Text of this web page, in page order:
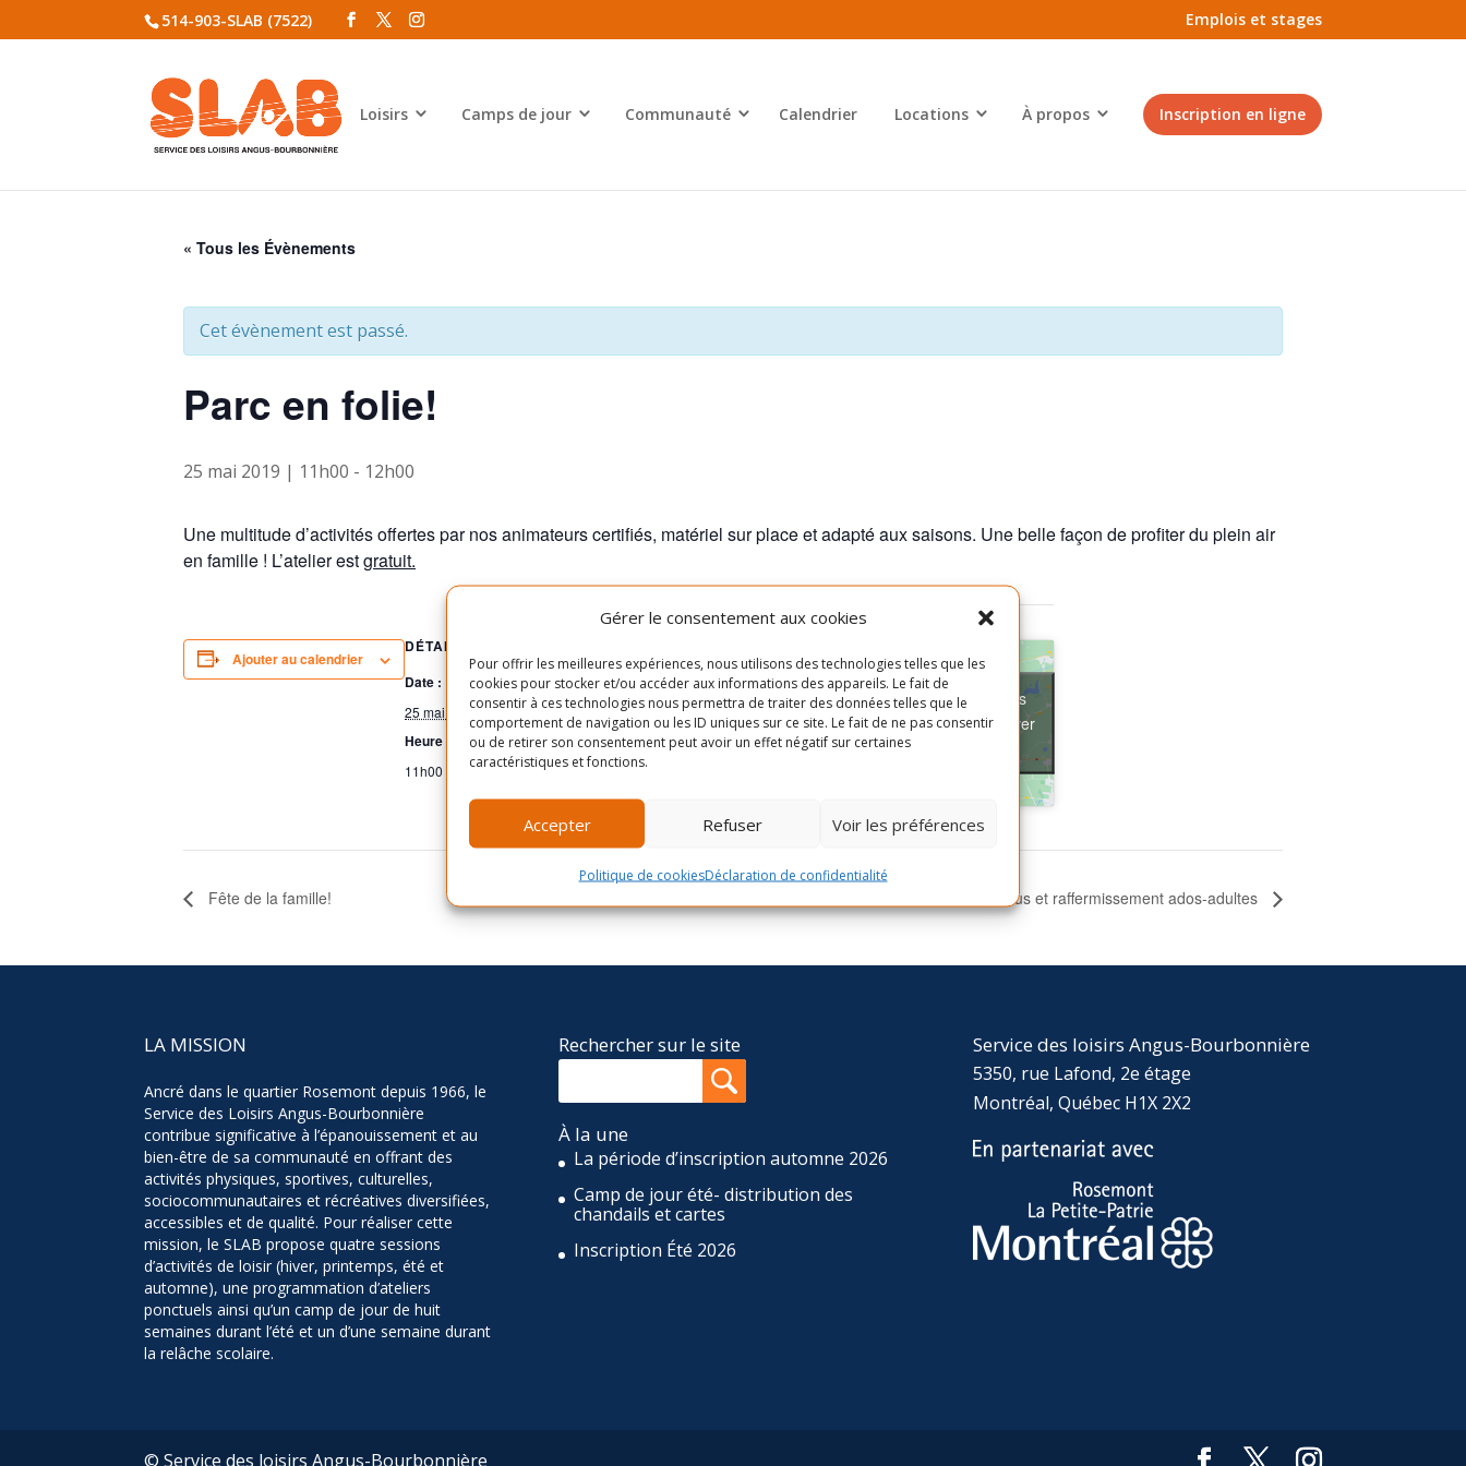
Gérer le consentement aux cookies
Pour offrir les meilleures expériences, nous utilisons des technologies telles que les
cookies pour stocker et/ou accéder aux informations des appareils. Le fait de
consentir à ces technologies nous permettra de traiter des données telles que le
comportement de navigation ou les ID uniques sur ce site. Le fait de ne pas consentir
ou de retirer son consentement peut avoir un effet négatif sur certaines
caractéristiques et fonctions.
Accepter Refuser Voir les préférences
Politique de cookiesDéclaration de confidentialité
514-903-SLAB (7522) Emplois et stages
Loisirs Camps de jour Communauté Calendrier Locations À propos Inscription en ligne
« Tous les Évènements
Cet évènement est passé.
Parc en folie!
25 mai 2019 | 11h00 - 12h00
Une multitude d’activités offertes par nos animateurs certifiés, matériel sur place et adapté aux saisons. Une belle façon de profiter du plein air
en famille ! L’atelier estgratuit.
Ajouter au calendrier
DÉTAILS
Date :
25 mai 2019
Heure :
11h00 - 12h00
Rue Masson, entre le
boulevard Saint-Michel et la
12è avenue
Map
Cliquez pour accepter les
cookies marketing et activer
ce contenu
Fête de la famille! Atelier de tonus et raffermissement ados-adultes
LA MISSION
Ancré dans le quartier Rosemont depuis 1966, le
Service des Loisirs Angus-Bourbonnière
contribue significative à l’épanouissement et au
bien-être de sa communauté en offrant des
activités physiques, sportives, culturelles,
sociocommunautaires et récréatives diversifiées,
accessibles et de qualité. Pour réaliser cette
mission, le SLAB propose quatre sessions
d’activités de loisir (hiver, printemps, été et
automne), une programmation d’ateliers
ponctuels ainsi qu’un camp de jour de huit
semaines durant l’été et un d’une semaine durant
la relâche scolaire.
Rechercher sur le site
À la une
La période d’inscription automne 2026
Camp de jour été- distribution des
chandails et cartes
Inscription Été 2026
Service des loisirs Angus-Bourbonnière
5350, rue Lafond, 2e étage
Montréal, Québec H1X 2X2
© Service des loisirs Angus-Bourbonnière